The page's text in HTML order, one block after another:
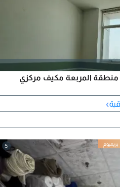
في العين منطقة المربعة مكيف مركزي
›
5